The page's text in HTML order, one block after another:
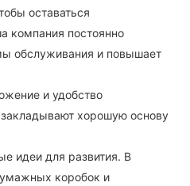
оставаться
компания постоянно
обслуживания и повышает
и удобство
хорошую основу
идеи для развития. В
коробок и